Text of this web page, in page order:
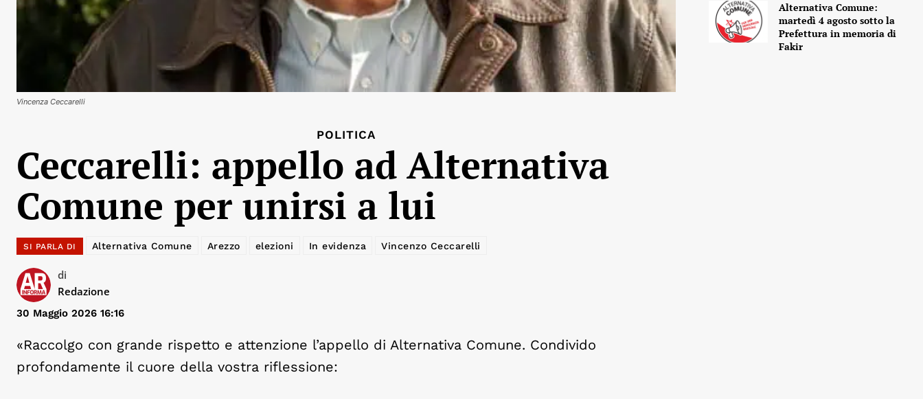
Vincenza Ceccarelli
POLITICA
Ceccarelli: appello ad Alternativa
Comune per unirsi a lui
SI PARLA DI Alternativa Comune Arezzo elezioni In evidenza Vincenzo Ceccarelli
di
Redazione
30 Maggio 2026 16:16
«Raccolgo con grande rispetto e attenzione l’appello di Alternativa Comune. Condivido
profondamente il cuore della vostra riflessione:
Alternativa Comune:
martedì 4 agosto sotto la
Prefettura in memoria di
Fakir